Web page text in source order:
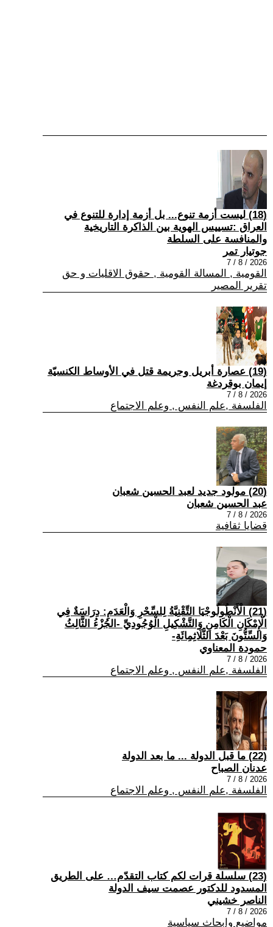
(18) ليست أزمة تنوع... بل أزمة إدارة للتنوع في
العراق :تسييس الهوية بين الذاكرة التاريخية
والمنافسة على السلطة
جوتيار تمر
2026 / 8 / 7
القومية , المسالة القومية , حقوق الاقليات و حق
تقرير المصير
(19) عصارة أبريل وجريمة قتل في الأوساط الكنسيّة
إيمان بوقردغة
2026 / 8 / 7
الفلسفة ,علم النفس , وعلم الاجتماع
(20) مولود جديد لعبد الحسين شعبان
عبد الحسين شعبان
2026 / 8 / 7
قضايا ثقافية
(21) الْأَنْطُولُوجْيَا التِّقْنِيَّةُ لِلسِّحْرِ وَالْعَدَمِ: دِرَاسَةٌ فِي
الْإِمْكَانِ الْكَامِنِ وَالتَّشْكِيلِ الْوُجُودِيِّ -الجُزْءُ الثَّالِثُ
وَالسِّتُّونَ بَعْدَ الثَّلَاثِمِائَةِ-
حمودة المعناوي
2026 / 8 / 7
الفلسفة ,علم النفس , وعلم الاجتماع
(22) ما قبل الدولة ... ما بعد الدولة
عدنان الصباح
2026 / 8 / 7
الفلسفة ,علم النفس , وعلم الاجتماع
(23) سلسلة قرات لكم كتاب التقدّم… على الطريق
المسدود للدكتور عصمت سيف الدولة
الناصر خشيني
2026 / 8 / 7
مواضيع وابحاث سياسية